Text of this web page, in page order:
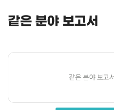
같은 분야 보고서
같은 분야 보고